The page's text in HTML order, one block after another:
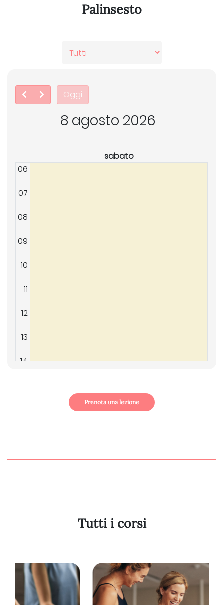
Palinsesto
Oggi
8 agosto 2026
sabato
06
07
08
09
10
11
12
13
14
18
Prenota una lezione
Tutti i corsi